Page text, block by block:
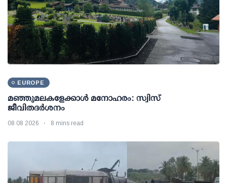
EUROPE
മഞ്ഞുമലകളേക്കാൾ മനോഹരം: സ്വിസ്
ജീവിതദർശനം
08 08 2026 8 mins read